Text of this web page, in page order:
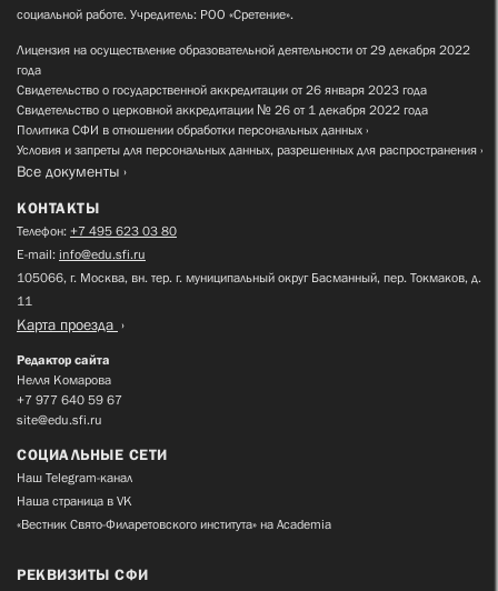
социальной работе. Учредитель: РОО «Сретение».
Лицензия на осуществление образовательной деятельности от 29 декабря 2022
года
Свидетельство о государственной аккредитации от 26 января 2023 года
Свидетельство о церковной аккредитации № 26 от 1 декабря 2022 года
Политика СФИ в отношении обработки персональных данных
Условия и запреты для персональных данных, разрешенных для распространения
Все документы
КОНТАКТЫ
Телефон: +7 495 623 03 80
E-mail: info@edu.sfi.ru
105066, г. Москва, вн. тер. г. муниципальный округ Басманный, пер. Токмаков, д.
11
Карта проезда
Редактор сайта
Нелля Комарова
+7 977 640 59 67
site@edu.sfi.ru
СОЦИАЛЬНЫЕ СЕТИ
Наш Telegram-канал
Наша страница в VK
«Вестник Свято-Филаретовского института» на Academia
РЕКВИЗИТЫ СФИ